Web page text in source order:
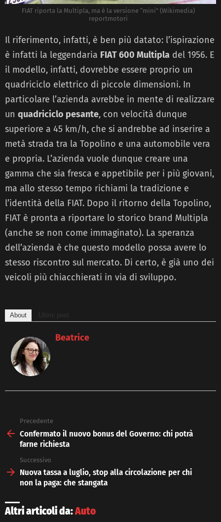
FIAT riporta la Multipla, ma è la versione “mini” (Wikimedia)
reportmotori
Il riferimento, infatti, è ben più datato: l’ispirazione
è infatti la leggendaria FIAT 600 Multipla del 1956. E
il modello, infatti, dovrebbe essere proprio un
quadriciclo elettrico di piccole dimensioni. In
particolare l’azienda avrebbe in mente di realizzare
un quadriciclo pesante, con velocità dunque
superiore a 45 km/h, che si andrebbe ad inserire a
metà strada tra la Topolino e una automobile vera
e propria. L’azienda vuole dunque creare una
gamma che sia fresca e appetibile per i più giovani,
ma allo stesso tempo richiami la tradizione e
l’identità della FIAT. Dopo il ritorno della Topolino,
FIAT è pronta a riportare lo storico brand Multipla
(anche se non come immaginato). La speranza
dell’azienda è che questo modello possa avere lo
stesso riscontro sul mercato. Di certo, è già uno dei
veicoli più chiacchierati in via di sviluppo.
About Ultimi post
Beatrice
more
Precedente
Confermato il nuovo bonus del Governo: chi potrà
farne richiesta
Successivo
Nuova tassa a luglio, stop alla circolazione per chi
non la paga: che stangata
Altri articoli da:Auto